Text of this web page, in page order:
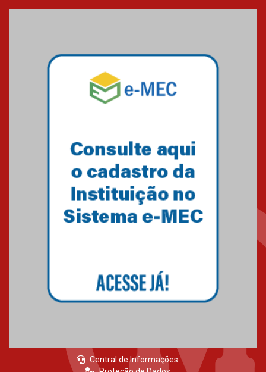
Mackenzie mobiliza campanha
solidária para apoiar famílias em
Minas Gerais
Primeiro culto do ano ressalta o
27.02.2026
Central de Informações